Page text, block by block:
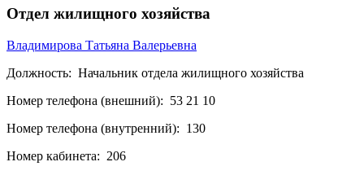
Отдел жилищного хозяйства
Владимирова Татьяна Валерьевна
Должность: Начальник отдела жилищного хозяйства
Номер телефона (внешний): 53 21 10
Номер телефона (внутренний): 130
Номер кабинета: 206